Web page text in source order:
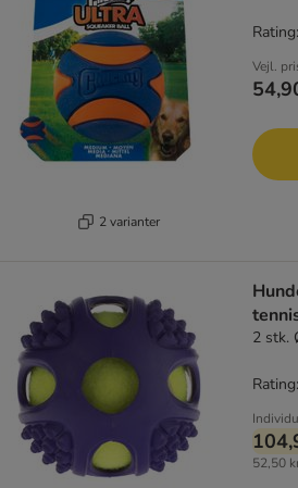
2 varianter
Vejl.
2 stk.
52,50